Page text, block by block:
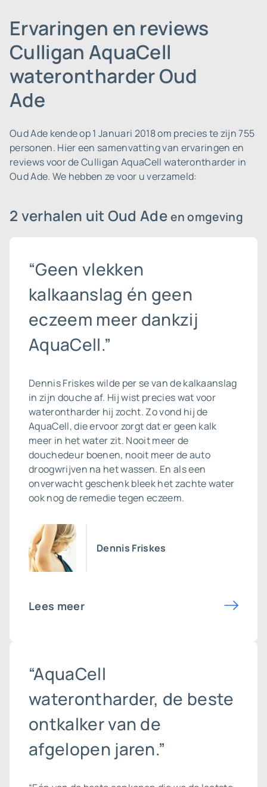
Ervaringen en reviews
Culligan AquaCell
waterontharder Oud
Ade
Oud Ade kende op 1 Januari 2018 om precies te zijn 755
personen. Hier een samenvatting van ervaringen en
reviews voor de Culligan AquaCell waterontharder in
Oud Ade. We hebben ze voor u verzameld:
2 verhalen uit Oud Adeen omgeving
“Geen vlekken
kalkaanslag én geen
eczeem meer dankzij
AquaCell.”
Dennis Friskes wilde per se van dekalkaanslag
in zijn douche af. Hij wist precies wat voor
waterontharder hij zocht. Zo vond hij de
AquaCell, die ervoor zorgt dat er geen kalk
meer in het water zit. Nooit meer de
douchedeur boenen, nooit meer de auto
droogwrijven na het wassen. En als een
onverwacht geschenk bleek het zachte water
ook nog de remedie tegen eczeem.
Dennis Friskes
Lees meer
“AquaCell
waterontharder, de beste
ontkalker van de
afgelopen jaren.”